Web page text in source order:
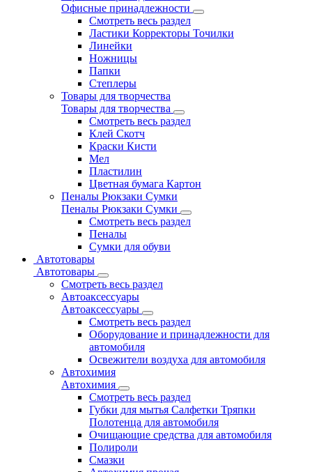
Офисные принадлежности
Смотреть весь раздел
Ластики Корректоры Точилки
Линейки
Ножницы
Папки
Степлеры
Товары для творчества
Товары для творчества
Смотреть весь раздел
Клей Скотч
Краски Кисти
Мел
Пластилин
Цветная бумага Картон
Пеналы Рюкзаки Сумки
Пеналы Рюкзаки Сумки
Смотреть весь раздел
Пеналы
Сумки для обуви
Автотовары
Автотовары
Смотреть весь раздел
Автоаксессуары
Автоаксессуары
Смотреть весь раздел
Оборудование и принадлежности для
автомобиля
Освежители воздуха для автомобиля
Автохимия
Автохимия
Смотреть весь раздел
Губки для мытья Салфетки Тряпки
Полотенца для автомобиля
Очищающие средства для автомобиля
Полироли
Смазки